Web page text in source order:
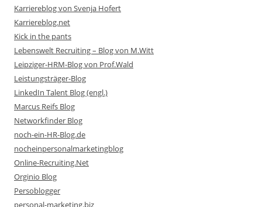
Karriereblog von Svenja Hofert
Karriereblog.net
Kick in the pants
Lebenswelt Recruiting – Blog von M.Witt
Leipziger-HRM-Blog von Prof.Wald
Leistungsträger-Blog
LinkedIn Talent Blog (engl.)
Marcus Reifs Blog
Networkfinder Blog
noch-ein-HR-Blog.de
nocheinpersonalmarketingblog
Online-Recruiting.Net
Orginio Blog
Persoblogger
personal-marketing.biz